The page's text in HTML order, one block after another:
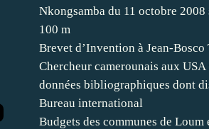
Nkongsamba du 11 octobre 2008
100 m
Brevet d’Invention à Jean-Bosco
Chercheur camerounais aux USA
données bibliographiques dont
Bureau international
Budgets des communes de Loum